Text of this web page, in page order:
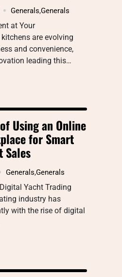
Generals,Generals
at Your
are evolving
and convenience,
leading this…
Using an Online
for Smart
Sales
Generals,Generals
Yacht Trading
industry has
with the rise of digital